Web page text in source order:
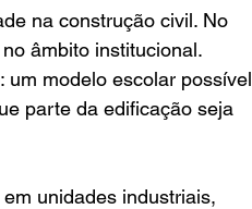
na construção civil. No
âmbito institucional.
um modelo escolar possível
parte da edificação seja
em unidades industriais,